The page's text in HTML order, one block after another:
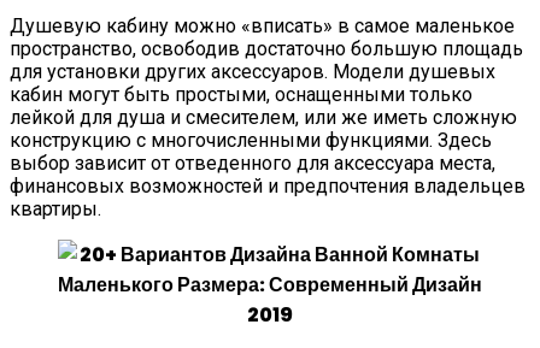
Душевую кабину можно «вписать» в самое маленькое
пространство, освободив достаточно большую площадь
для установки других аксессуаров. Модели душевых
кабин могут быть простыми, оснащенными только
лейкой для душа и смесителем, или же иметь сложную
конструкцию с многочисленными функциями. Здесь
выбор зависит от отведенного для аксессуара места,
финансовых возможностей и предпочтения владельцев
квартиры.